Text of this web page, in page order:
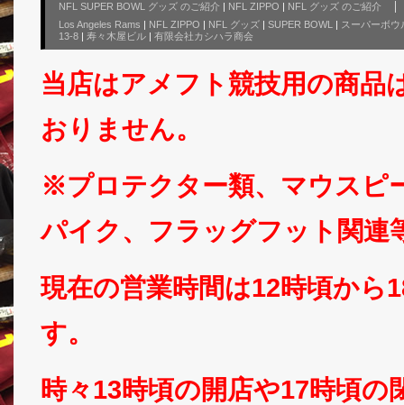
NFL SUPER BOWL グッズ のご紹介 | NFL ZIPPO | NFL グッズ のご紹介
Los Angeles Rams | NFL ZIPPO | NFL グッズ | SUPER BOWL | スーパーボウ
13-8 | 寿々木屋ビル | 有限会社カシハラ商会
当店はアメフト競技用の商品
おりません。
※プロテクター類、マウスピ
パイク、フラッグフット関連
現在の営業時間は12時頃から
す。
時々13時頃の開店や17時頃の